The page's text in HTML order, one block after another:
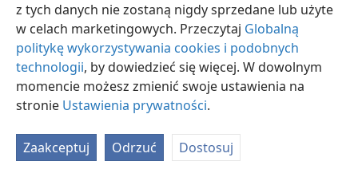
z tych danych nie zostaną nigdy sprzedane lub użyte
w celach marketingowych. Przeczytaj Globalną
politykę wykorzystywania cookies i podobnych
technologii, by dowiedzieć się więcej. W dowolnym
momencie możesz zmienić swoje ustawienia na
stronie Ustawienia prywatności.
Zaakceptuj Odrzuć Dostosuj